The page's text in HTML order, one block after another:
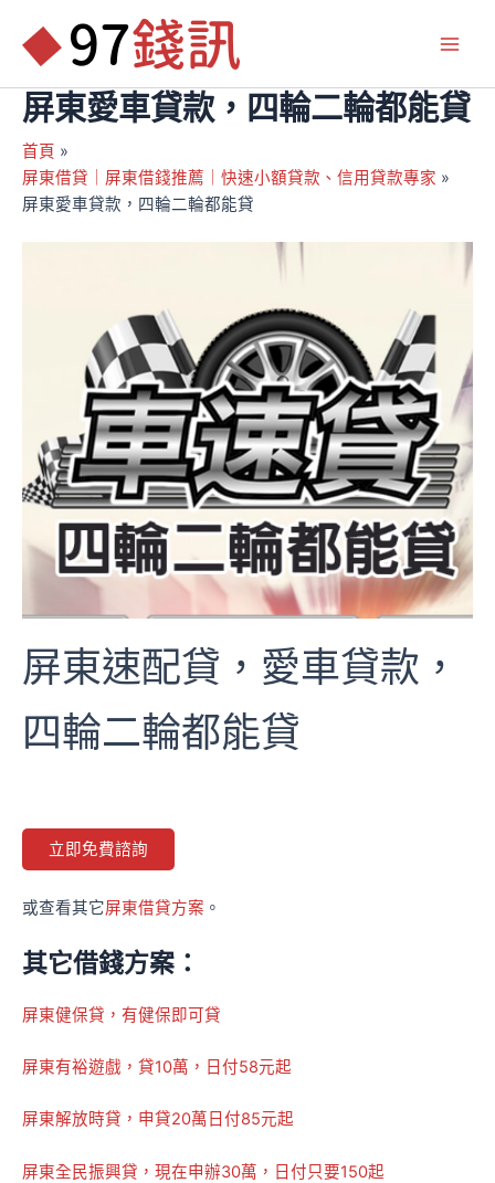
要 屏東愛車貸款，四輪二輪都能貸
首頁
屏東借貸｜屏東借錢推薦｜快速小額貸款、信用貸款專家
屏東愛車貸款，四輪二輪都能貸
屏東速配貸，愛車貸款，
四輪二輪都能貸
立即免費諮詢
或查看其它屏東借貸方案 。
其它借錢方案：
屏東健保貸，有健保即可貸
屏東有裕遊戲，貸10萬，日付58元起
屏東解放時貸，申貸20萬日付85元起
屏東全民振興貸，現在申辦30萬，日付只要150起